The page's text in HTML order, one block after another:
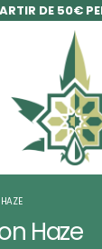
DE 50€
Haze